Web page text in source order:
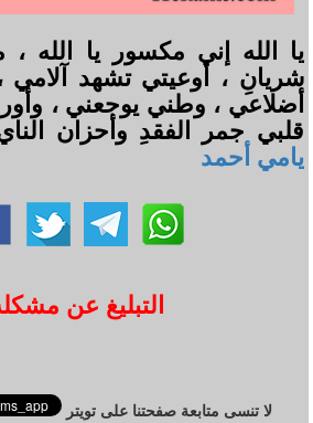
يا الله إني مكسور يا الله
شريانِ ، أوعيتي تشهد آلامي
أضلاعي ، وطني يوجعني ،
قلبي جمر الفقدِ وأحزان
يامي أحمد
التبليغ عن
لا تنسى متابعة صفحتنا على تويتر